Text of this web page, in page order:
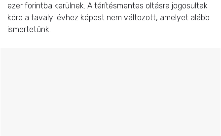
ezer forintba kerülnek. A térítésmentes oltásra jogosultak
köre a tavalyi évhez képest nem változott, amelyet alább
ismertetünk.